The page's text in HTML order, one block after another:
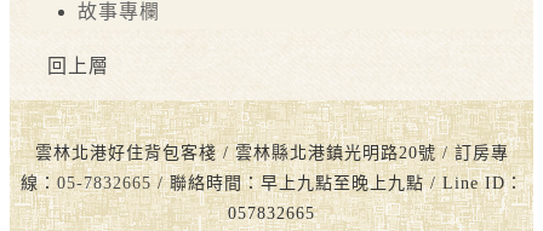
故事專欄
回上層
雲林北港好住背包客棧 / 雲林縣北港鎮光明路20號 / 訂房專
線： 05-7832665/ 聯絡時間：早上九點至晚上九點 / Line ID：
057832665